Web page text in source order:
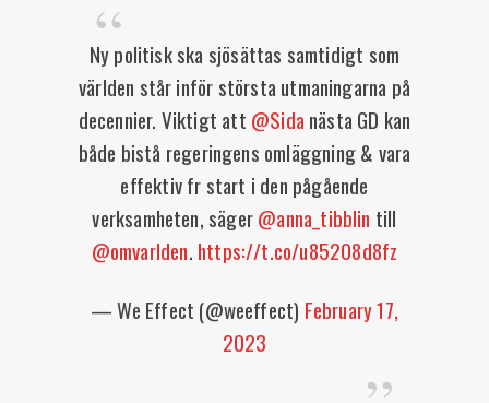
Ny politisk ska sjösättas samtidigt som
världen står inför största utmaningarna på
decennier. Viktigt att @Sida nästa GD kan
både bistå regeringens omläggning & vara
effektiv fr start i den pågående
verksamheten, säger@anna_tibblin till
@omvarlden. https://t.co/u85208d8fz
— We Effect (@weeffect) February 17,
2023